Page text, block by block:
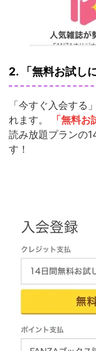
2. 「無料お試し
「今すぐ入会する
れます。
「無料お
読み放題プランの
す！